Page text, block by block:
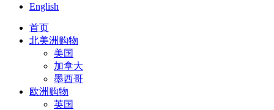
English
首页
北美洲购物
美国
加拿大
墨西哥
欧洲购物
英国